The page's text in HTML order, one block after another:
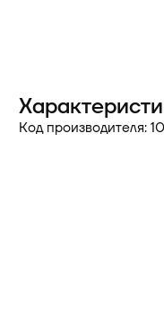
Код производителя: